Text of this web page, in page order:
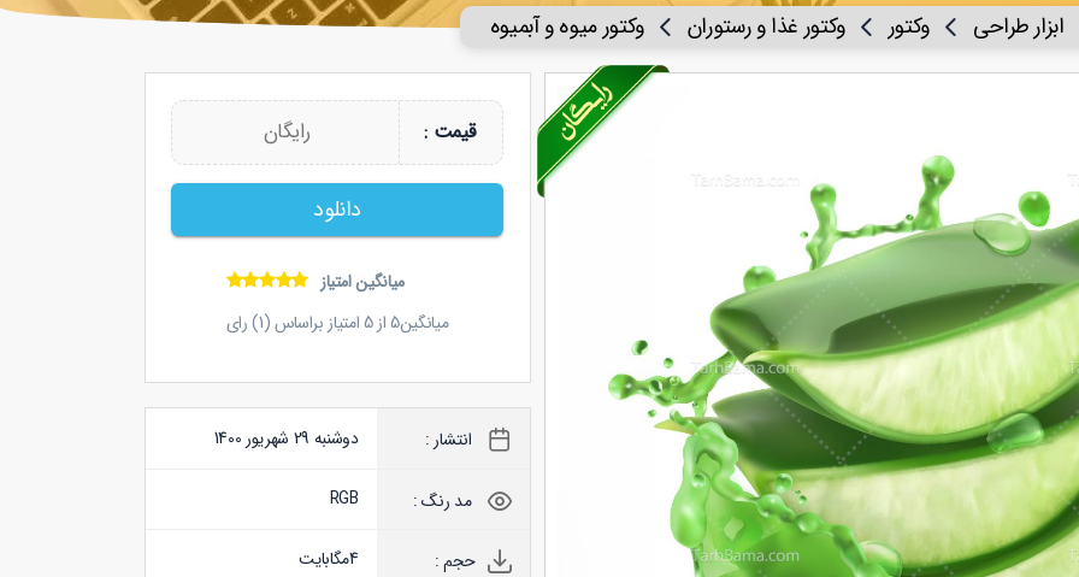
ابزار طراحی وکتور وکتور غذا و رستوران وکتور میوه و آبمیوه
قیمت : رایگان
دانلود
میانگین امتیاز
میانگین5از5امتیاز براساس (1) رای
انتشار : دوشنبه 29 شهریور 1400
مد رنگ : RGB
حجم : 4مگابایت